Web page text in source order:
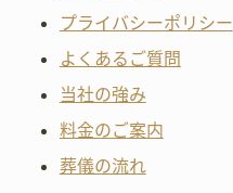
プライバシーポリシー
よくあるご質問
当社の強み
料金のご案内
葬儀の流れ